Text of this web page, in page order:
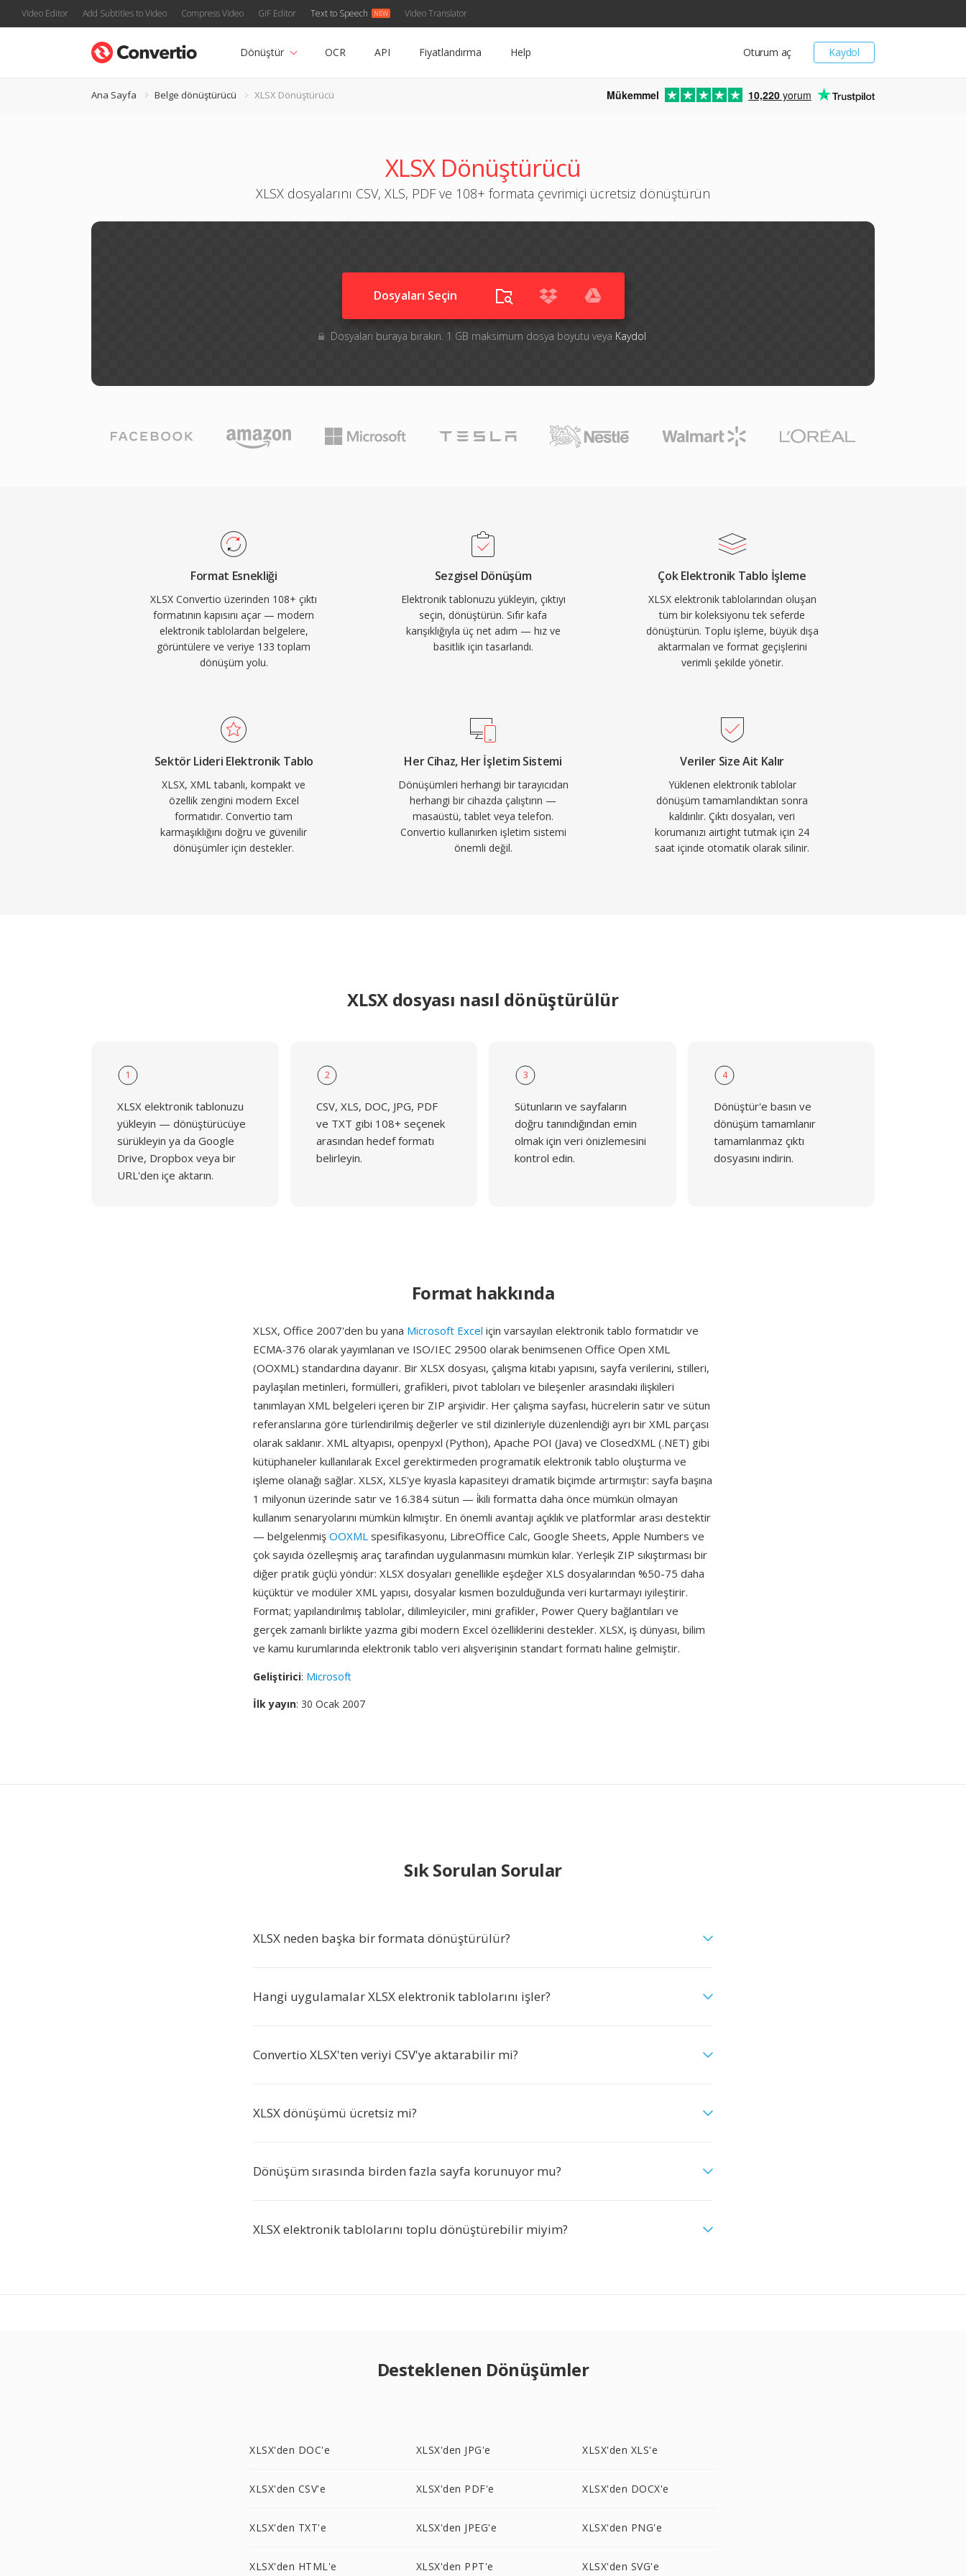
Video Editor Add Subtitles to Video Compress Video GIF Editor Text to Speech Video Translator
Kaydol
Oturum aç
Dönüştür OCR API Fiyatlandırma Help
Ana Sayfa Belge dönüştürücü XLSX Dönüştürücü Mükemmel 10,220 yorum
XLSX Dönüştürücü
XLSX dosyalarını CSV, XLS, PDF ve 108+ formata çevrimiçi ücretsiz dönüştürün
Dosyaları Seçin
Dosyaları buraya bırakın. 1 GB maksimum dosya boyutu veya Kaydol
Format Esnekliği
XLSX Convertio üzerinden 108+ çıktı
formatının kapısını açar — modern
elektronik tablolardan belgelere,
görüntülere ve veriye 133 toplam
dönüşüm yolu.
Sezgisel Dönüşüm
Elektronik tablonuzu yükleyin, çıktıyı
seçin, dönüştürün. Sıfır kafa
karışıklığıyla üç net adım — hız ve
basitlik için tasarlandı.
Çok Elektronik Tablo İşleme
XLSX elektronik tablolarından oluşan
tüm bir koleksiyonu tek seferde
dönüştürün. Toplu işleme, büyük dışa
aktarmaları ve format geçişlerini
verimli şekilde yönetir.
Sektör Lideri Elektronik Tablo
XLSX, XML tabanlı, kompakt ve
özellik zengini modern Excel
formatıdır. Convertio tam
karmaşıklığını doğru ve güvenilir
dönüşümler için destekler.
Her Cihaz, Her İşletim Sistemi
Dönüşümleri herhangi bir tarayıcıdan
herhangi bir cihazda çalıştırın —
masaüstü, tablet veya telefon.
Convertio kullanırken işletim sistemi
önemli değil.
Veriler Size Ait Kalır
Yüklenen elektronik tablolar
dönüşüm tamamlandıktan sonra
kaldırılır. Çıktı dosyaları, veri
korumanızı airtight tutmak için 24
saat içinde otomatik olarak silinir.
XLSX dosyası nasıl dönüştürülür
1
XLSX elektronik tablonuzu
yükleyin — dönüştürücüye
sürükleyin ya da Google
Drive, Dropbox veya bir
URL'den içe aktarın.
2
CSV, XLS, DOC, JPG, PDF
ve TXT gibi 108+ seçenek
arasından hedef formatı
belirleyin.
3
Sütunların ve sayfaların
doğru tanındığından emin
olmak için veri önizlemesini
kontrol edin.
4
Dönüştür'e basın ve
dönüşüm tamamlanır
tamamlanmaz çıktı
dosyasını indirin.
Format hakkında
XLSX, Office 2007'den bu yana Microsoft Excel için varsayılan elektronik tablo formatıdır ve
ECMA-376 olarak yayımlanan ve ISO/IEC 29500 olarak benimsenen Office Open XML
(OOXML) standardına dayanır. Bir XLSX dosyası, çalışma kitabı yapısını, sayfa verilerini, stilleri,
paylaşılan metinleri, formülleri, grafikleri, pivot tabloları ve bileşenler arasındaki ilişkileri
tanımlayan XML belgeleri içeren bir ZIP arşividir. Her çalışma sayfası, hücrelerin satır ve sütun
referanslarına göre türlendirilmiş değerler ve stil dizinleriyle düzenlendiği ayrı bir XML parçası
olarak saklanır. XML altyapısı, openpyxl (Python), Apache POI (Java) ve ClosedXML (.NET) gibi
kütüphaneler kullanılarak Excel gerektirmeden programatik elektronik tablo oluşturma ve
işleme olanağı sağlar. XLSX, XLS'ye kıyasla kapasiteyi dramatik biçimde artırmıştır: sayfa başına
1 milyonun üzerinde satır ve 16.384 sütun — i̇kili formatta daha önce mümkün olmayan
kullanım senaryolarını mümkün kılmıştır. En önemli avantajı açıklık ve platformlar arası destektir
— belgelenmiş OOXML spesifikasyonu, LibreOffice Calc, Google Sheets, Apple Numbers ve
çok sayıda özelleşmiş araç tarafından uygulanmasını mümkün kılar. Yerleşik ZIP sıkıştırması bir
diğer pratik güçlü yöndür: XLSX dosyaları genellikle eşdeğer XLS dosyalarından %50-75 daha
küçüktür ve modüler XML yapısı, dosyalar kısmen bozulduğunda veri kurtarmayı iyileştirir.
Format; yapılandırılmış tablolar, dilimleyiciler, mini grafikler, Power Query bağlantıları ve
gerçek zamanlı birlikte yazma gibi modern Excel özelliklerini destekler. XLSX, iş dünyası, bilim
ve kamu kurumlarında elektronik tablo veri alışverişinin standart formatı haline gelmiştir.
Geliştirici: Microsoft
İlk yayın: 30 Ocak 2007
Sık Sorulan Sorular
XLSX neden başka bir formata dönüştürülür?
Hangi uygulamalar XLSX elektronik tablolarını işler?
Convertio XLSX'ten veriyi CSV'ye aktarabilir mi?
XLSX dönüşümü ücretsiz mi?
Dönüşüm sırasında birden fazla sayfa korunuyor mu?
XLSX elektronik tablolarını toplu dönüştürebilir miyim?
Desteklenen Dönüşümler
XLSX'den DOC'e XLSX'den JPG'e XLSX'den XLS'e
XLSX'den CSV'e XLSX'den PDF'e XLSX'den DOCX'e
XLSX'den TXT'e XLSX'den JPEG'e XLSX'den PNG'e
XLSX'den HTML'e XLSX'den PPT'e XLSX'den SVG'e